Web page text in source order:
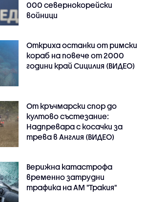
000 севернокорейски
войници
Откриха останки от римски
кораб на повече от 2000
години край Сицилия (ВИДЕО)
От кръчмарски спор до
култово състезание:
Надпревара с косачки за
трева в Англия (ВИДЕО)
Верижна катастрофа
временно затрудни
трафика на АМ "Тракия"